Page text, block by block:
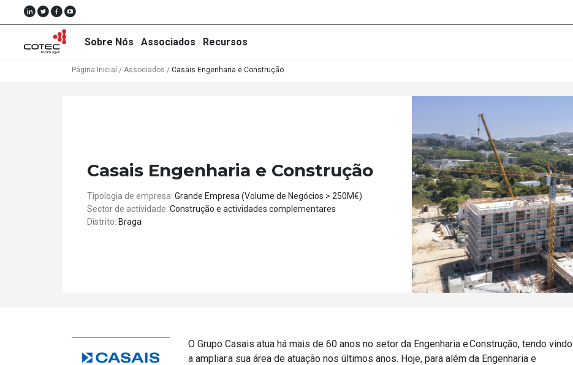
Sobre Nós Associados Recursos
Página Inicial / Associados / Casais Engenharia e Construção
Casais Engenharia e Construção
Tipologia de empresa: Grande Empresa (Volume de Negócios > 250M€)
Sector de actividade: Construção e actividades complementares
Distrito: Braga
O Grupo Casais atua há mais de 60 anos no setor da Engenharia e Construção, tendo vindo
a ampliar a sua área de atuação nos últimos anos. Hoje, para além da Engenharia e